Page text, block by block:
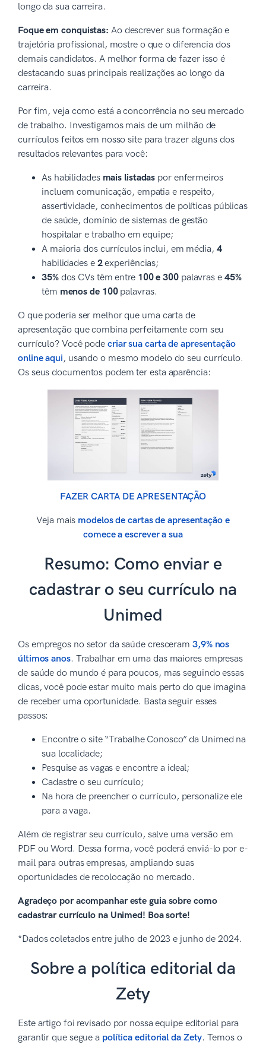
longo da sua carreira.
Foque em conquistas: Ao descrever sua formação e
trajetória profissional, mostre o que o diferencia dos
demais candidatos. A melhor forma de fazer isso é
destacando suas principais realizações ao longo da
carreira.
Por fim, veja como está a concorrência no seu mercado
de trabalho. Investigamos mais de um milhão de
currículos feitos em nosso site para trazer alguns dos
resultados relevantes para você:
As habilidades mais listadas por enfermeiros
incluem comunicação, empatia e respeito,
assertividade, conhecimentos de políticas públicas
de saúde, domínio de sistemas de gestão
hospitalar e trabalho em equipe;
A maioria dos currículos inclui, em média, 4
habilidades e 2experiências;
35% dos CVs têm entre 100 e 300palavras e 45%
têm menos de 100 palavras.
O que poderia ser melhor que uma carta de
apresentação que combina perfeitamente com seu
currículo? Você pode criar sua carta de apresentação
online aqui, usando o mesmo modelo do seu currículo.
Os seus documentos podem ter esta aparência:
FAZER CARTA DE APRESENTAÇÃO
Veja mais modelos de cartas de apresentação e
comece a escrever a sua
Resumo: Como enviar e
cadastrar o seu currículo na
Unimed
Os empregos no setor da saúde cresceram 3,9% nos
últimos anos. Trabalhar em uma das maiores empresas
de saúde do mundo é para poucos, mas seguindo essas
dicas, você pode estar muito mais perto do que imagina
de receber uma oportunidade. Basta seguir esses
passos:
Encontre o site “Trabalhe Conosco” da Unimed na
sua localidade;
Pesquise as vagas e encontre a ideal;
Cadastre o seu currículo;
Na hora de preencher o currículo, personalize ele
para a vaga.
Além de registrar seu currículo, salve uma versão em
PDF ou Word. Dessa forma, você poderá enviá-lo por e-
mail para outras empresas, ampliando suas
oportunidades de recolocação no mercado.
Agradeço por acompanhar este guia sobre como
cadastrar currículo na Unimed! Boa sorte!
*Dados coletados entre julho de 2023 e junho de 2024.
Sobre a política editorial da
Zety
Este artigo foi revisado por nossa equipe editorial para
garantir que segue a política editorial da Zety. Temos o